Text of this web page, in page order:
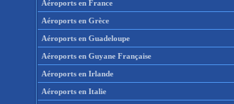
Aéroports en France
Aéroports en Grèce
Aéroports en Guadeloupe
Aéroports en Guyane Française
Aéroports en Irlande
Aéroports en Italie